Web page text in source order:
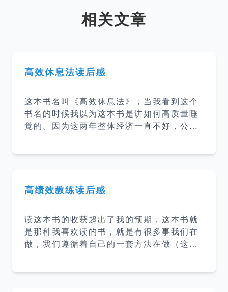
相关文章
高效休息法读后感
这本书名叫《高效休息法》，当我看到这个
书名的时候我以为这本书是讲如何高质量睡
觉的。因为这两年整体经济一直不好，公司
觉只能解决身体疲劳，睡得的再多也无法解
决大脑疲劳。大脑疲劳和身体疲劳有着根本
会消耗掉60%~80%的大脑能量，使得大脑
疲劳在不知不觉中不断积累。一旦慢性化持
续下去，各方面的表现将越来越差，甚至会
耗的大部分能量都用在了预设模式网络（De
高绩效教练读后感
读这本书的收获超出了我的预期，这本书就
是那种我喜欢读的书，就是有很多事我们在
做，我们遵循着自己的一套方法在做（这些